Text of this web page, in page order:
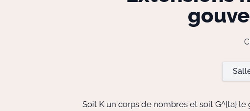
Soit K un corps de nombres et soit G^{ta} le